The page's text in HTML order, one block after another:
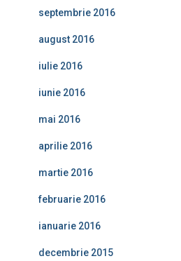
septembrie 2016
august 2016
iulie 2016
iunie 2016
mai 2016
aprilie 2016
martie 2016
februarie 2016
ianuarie 2016
decembrie 2015